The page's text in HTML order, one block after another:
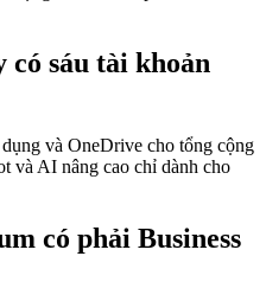
sáu tài khoản
và OneDrive cho tổng cộng
và AI nâng cao chỉ dành cho
có phải Business